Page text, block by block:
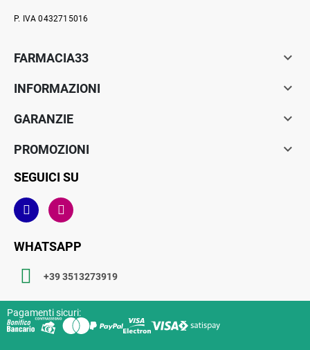
P. IVA 0432715016
FARMACIA33 
INFORMAZIONI 
GARANZIE 
PROMOZIONI 
SEGUICI SU
WHATSAPP
+39 3513273919
Pagamenti sicuri: